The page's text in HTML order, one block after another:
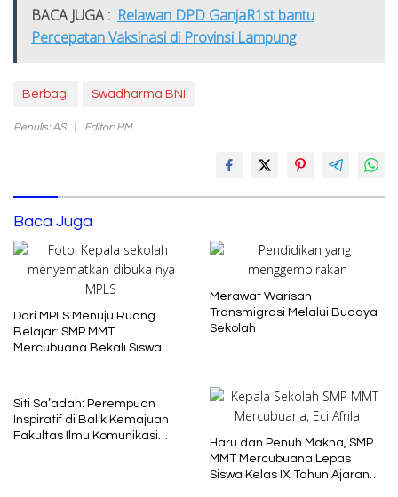
BACA JUGA : Relawan DPD GanjaR1st bantu
Percepatan Vaksinasi di Provinsi Lampung
Berbagi Swadharma BNI
Penulis: AS Editor: HM
Baca Juga
Dari MPLS Menuju Ruang
Belajar: SMP MMT
Mercubuana Bekali Siswa
Merawat Warisan
Transmigrasi Melalui Budaya
Sekolah
Siti Sa’adah: Perempuan
Inspiratif di Balik Kemajuan
Fakultas Ilmu Komunikasi
Haru dan Penuh Makna, SMP
MMT Mercubuana Lepas
Siswa Kelas IX Tahun Ajaran